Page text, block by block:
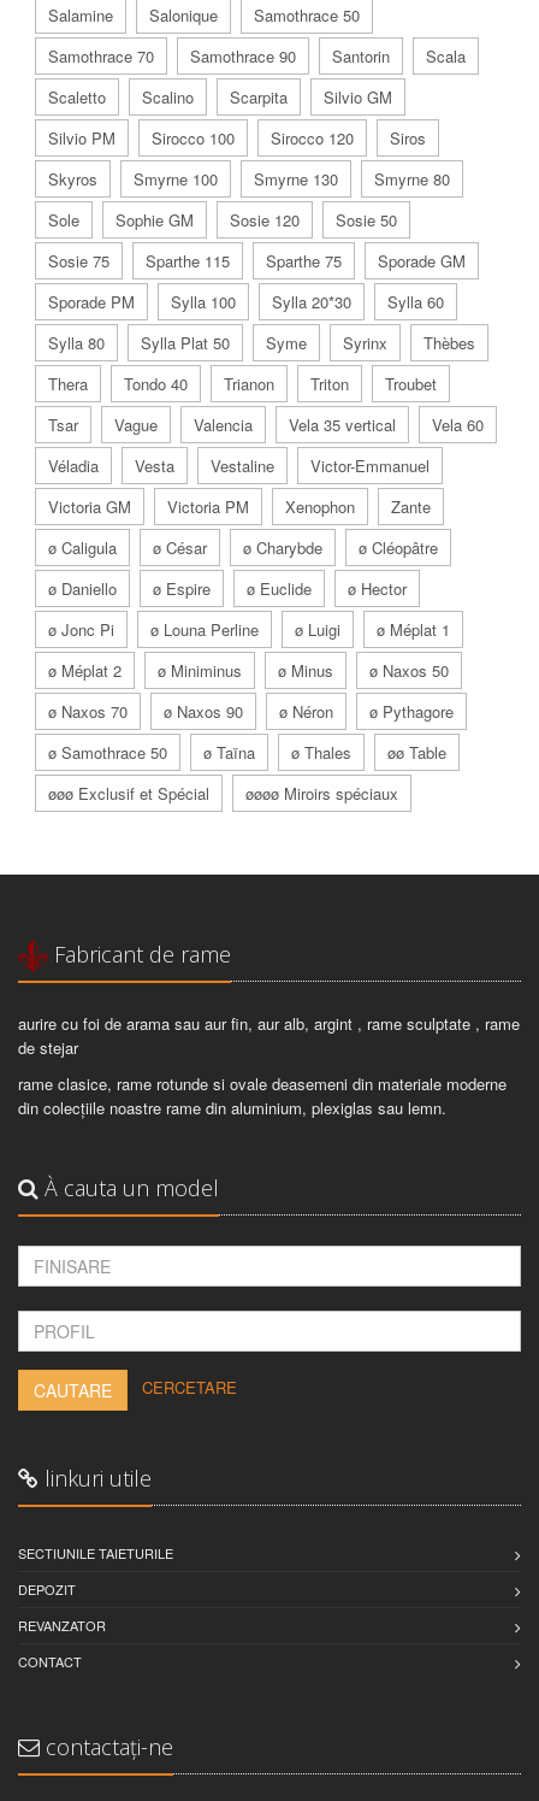
Salamine
Salonique
Samothrace 50
Samothrace 70
Samothrace 90 Santorin
Scala
Scaletto
Scalino Scarpita
Silvio GM
Silvio PM
Sirocco 100 Sirocco 120
Siros
Skyros
Smyrne 100 Smyrne 130
Smyrne 80
Sole
Sophie GM Sosie 120
Sosie 50
Sosie 75
Sparthe 115 Sparthe 75
Sporade GM
Sporade PM
Sylla 100 Sylla 20*30
Sylla 60
Sylla 80
Sylla Plat 50 Syme Syrinx
Thèbes
Thera
Tondo 40 Trianon Triton
Troubet
Tsar
Vague Valencia Vela 35 vertical
Vela 60
Véladia
Vesta Vestaline
Victor-Emmanuel
Victoria GM
Victoria PM Xenophon
Zante
ø Caligula
ø César ø Charybde
ø Cléopâtre
ø Daniello
ø Espire ø Euclide
ø Hector
ø Jonc Pi
ø Louna Perline ø Luigi
ø Méplat 1
ø Méplat 2
ø Miniminus ø Minus
ø Naxos 50
ø Naxos 70
ø Naxos 90 ø Néron
ø Pythagore
ø Samothrace 50
ø Taïna ø Thales
øø Table
øøø Exclusif et Spécial
øøøø Miroirs spéciaux
Fabricant de rame
aurire cu foi de arama sau aur fin, aur alb, argint , rame sculptate , rame
de stejar
rame clasice, rame rotunde si ovale deasemeni din materiale moderne
din colecțiile noastre rame din aluminium, plexiglas sau lemn.
À cauta un model
CAUTARE CERCETARE
linkuri utile
SECTIUNILE TAIETURILE
DEPOZIT
REVANZATOR
CONTACT
contactați-ne